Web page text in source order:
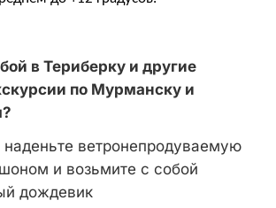
в Териберку и другие
по Мурманску и
?
наденьте ветронепродуваемую
и возьмите с собой
дождевик